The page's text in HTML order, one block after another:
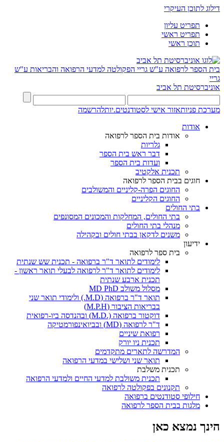
דילוג לתוכן העיקרי
תפריט עליון
תפריט ראשי
תוכן ראשי
בית הספר לרפואה ע"ש גריי הפקולטה למדעי הרפואה והבריאות ע"ש
גריי
אוניברסיטת תל אביב
מערכת פניותאזור אישי לסטודנטים.יותלהרשמה
אודות
אודות בית הספר לרפואה
גלריות
דבר ראש בית הספר
ועדות בית הספר
תכנית אלקטיב
חוגים בבית הספר לרפואה
החוגים הפרה-קליניים והמשולבים
החוגים הקליניים
בתי החולים
בתי החולים, המחלקות והמכונים המסונפים
מנהלי בתי החולים
משנים לדקאן בבתי חולים ובקהילה
ידיעון
בית ספר לרפואה
לימודים לתואר ד"ר ברפואה - תכנית שש שנתית
לימודים לתואר ד"ר לרפואה לבעלי תואר ראשון -
תכנית ארבע שנתית
מסלול משולב MD PhD
תואר ד"ר ברפואה (M.D.) ולימודי תואר שני
בבריאות הציבור (M.P.H)
דוקטור ברפואה (.M.D) ובהנדסה ביו-רפואית
ד"ר לרפואה (MD) ובביואינפורמטיקה
רפואת שיניים
תכנית ניו יורק
המדרשה לתארים מתקדמים
תואר שני ושלישי במדעי הרפואה
תכנית משלבת
תכנית משולבת למדעי החיים ולמדעי הרפואה
תקנונים בפקולטה לרפואה
חילופי סטודנטים ברפואה
מלגות בבית הספר לרפואה
הינך נמצא כאן